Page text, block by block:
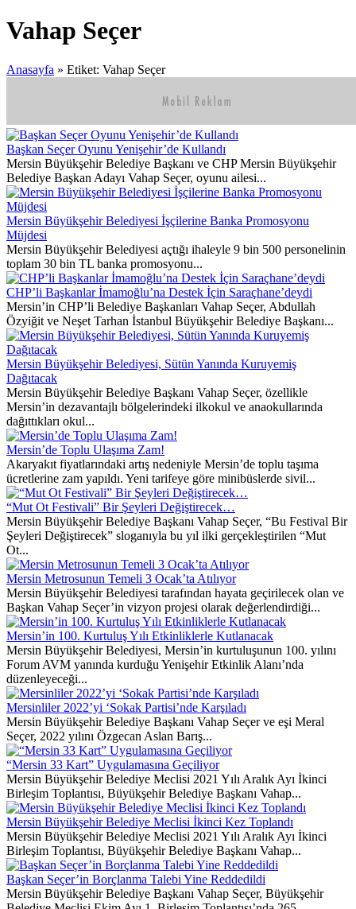
Vahap Seçer
Anasayfa » Etiket: Vahap Seçer
Başkan Seçer Oyunu Yenişehir’de Kullandı
Mersin Büyükşehir Belediye Başkanı ve CHP Mersin Büyükşehir
Belediye Başkan Adayı Vahap Seçer, oyunu ailesi...
Mersin Büyükşehir Belediyesi İşçilerine Banka Promosyonu
Müjdesi
Mersin Büyükşehir Belediyesi açtığı ihaleyle 9 bin 500 personelinin
toplam 30 bin TL banka promosyonu...
CHP’li Başkanlar İmamoğlu’na Destek İçin Saraçhane’deydi
Mersin’in CHP’li Belediye Başkanları Vahap Seçer, Abdullah
Özyiğit ve Neşet Tarhan İstanbul Büyükşehir Belediye Başkanı...
Mersin Büyükşehir Belediyesi, Sütün Yanında Kuruyemiş
Dağıtacak
Mersin Büyükşehir Belediye Başkanı Vahap Seçer, özellikle
Mersin’in dezavantajlı bölgelerindeki ilkokul ve anaokullarında
dağıttıkları okul...
Mersin’de Toplu Ulaşıma Zam!
Akaryakıt fiyatlarındaki artış nedeniyle Mersin’de toplu taşıma
ücretlerine zam yapıldı. Yeni tarifeye göre minibüslerde sivil...
“Mut Ot Festivali” Bir Şeyleri Değiştirecek…
Mersin Büyükşehir Belediye Başkanı Vahap Seçer, “Bu Festival Bir
Şeyleri Değiştirecek” sloganıyla bu yıl ilki gerçekleştirilen “Mut
Ot...
Mersin Metrosunun Temeli 3 Ocak’ta Atılıyor
Mersin Büyükşehir Belediyesi tarafından hayata geçirilecek olan ve
Başkan Vahap Seçer’in vizyon projesi olarak değerlendirdiği...
Mersin’in 100. Kurtuluş Yılı Etkinliklerle Kutlanacak
Mersin Büyükşehir Belediyesi, Mersin’in kurtuluşunun 100. yılını
Forum AVM yanında kurduğu Yenişehir Etkinlik Alanı’nda
düzenleyeceği...
Mersinliler 2022’yi ‘Sokak Partisi’nde Karşıladı
Mersin Büyükşehir Belediye Başkanı Vahap Seçer ve eşi Meral
Seçer, 2022 yılını Özgecan Aslan Barış...
“Mersin 33 Kart” Uygulamasına Geçiliyor
Mersin Büyükşehir Belediye Meclisi 2021 Yılı Aralık Ayı İkinci
Birleşim Toplantısı, Büyükşehir Belediye Başkanı Vahap...
Mersin Büyükşehir Belediye Meclisi İkinci Kez Toplandı
Mersin Büyükşehir Belediye Meclisi 2021 Yılı Aralık Ayı İkinci
Birleşim Toplantısı, Büyükşehir Belediye Başkanı Vahap...
Başkan Seçer’in Borçlanma Talebi Yine Reddedildi
Mersin Büyükşehir Belediye Başkanı Vahap Seçer, Büyükşehir